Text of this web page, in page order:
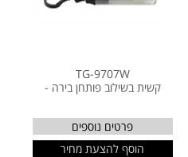
TG-9707W
קשית בשילוב פותחן בירה -
פרטים נוספים
הוסף להצעת מחיר